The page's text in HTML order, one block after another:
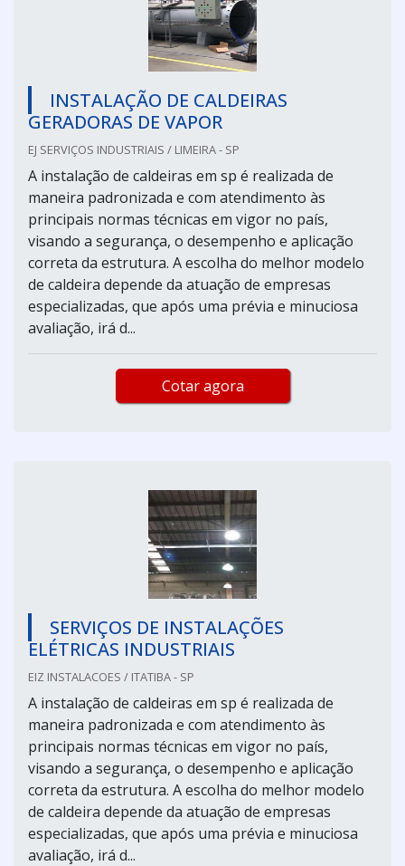
INSTALAÇÃO DE CALDEIRAS
GERADORAS DE VAPOR
EJ SERVIÇOS INDUSTRIAIS / LIMEIRA - SP
A instalação de caldeiras em sp é realizada de
maneira padronizada e com atendimento às
principais normas técnicas em vigor no país,
visando a segurança, o desempenho e aplicação
correta da estrutura. A escolha do melhor modelo
de caldeira depende da atuação de empresas
especializadas, que após uma prévia e minuciosa
avaliação, irá d...
Cotar agora
SERVIÇOS DE INSTALAÇÕES
ELÉTRICAS INDUSTRIAIS
EIZ INSTALACOES / ITATIBA - SP
A instalação de caldeiras em sp é realizada de
maneira padronizada e com atendimento às
principais normas técnicas em vigor no país,
visando a segurança, o desempenho e aplicação
correta da estrutura. A escolha do melhor modelo
de caldeira depende da atuação de empresas
especializadas, que após uma prévia e minuciosa
avaliação, irá d...